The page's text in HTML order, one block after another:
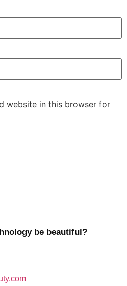
website in this browser for
be beautiful?